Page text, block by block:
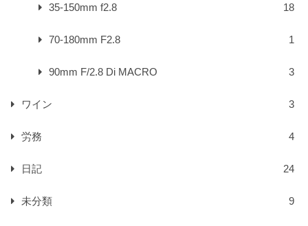
35-150mm f2.8 18
70-180mm F2.8 1
90mm F/2.8 Di MACRO 3
ワイン 3
労務 4
日記 24
未分類 9